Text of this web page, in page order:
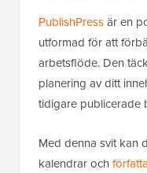
PublishPressär en
utformad för att
arbetsflöde. Den
planering av ditt
tidigare publicerade
Med denna svit kan
kalendrar och